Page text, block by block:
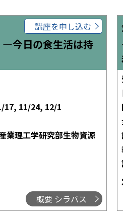
―今日の食生活は持
講座を申し込む
17, 11/24, 12/1
業理工学研究部生物資源
概要 シラバス